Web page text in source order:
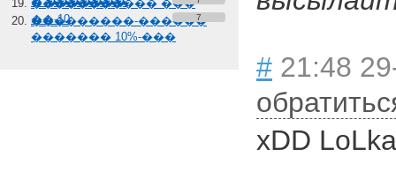
����������� ���
��-10
���������-������
������� 10%-���
7
# 21:48
xDD